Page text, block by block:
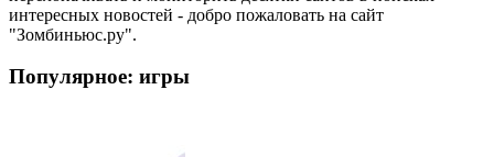
интересных новостей - добро пожаловать на сайт
"Зомбиньюс.ру".
Популярное: игры